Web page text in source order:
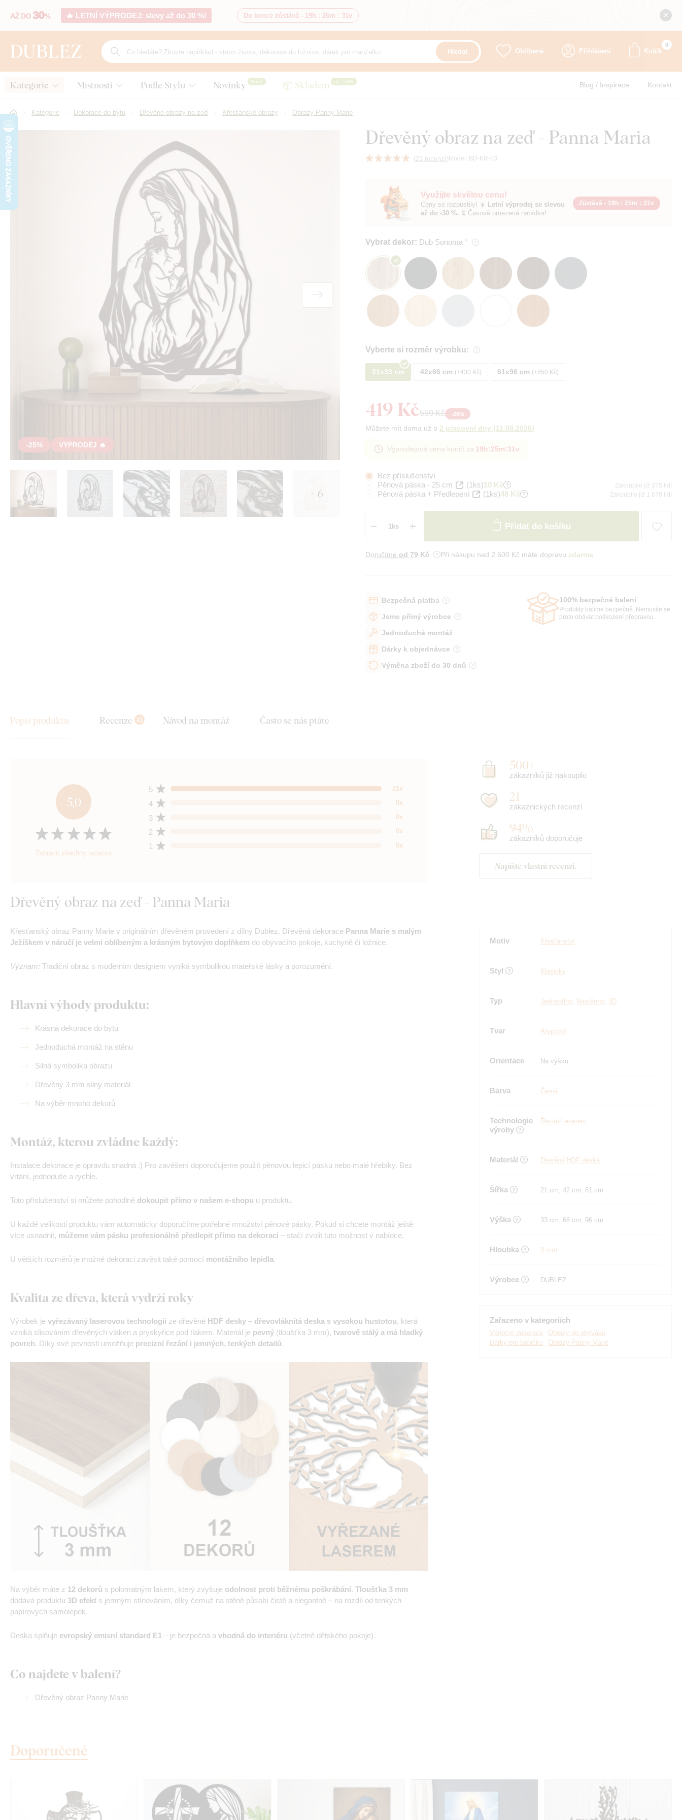
🔥 LETNÍ VÝPRODEJ: slevy až do 30 %! Do konce zůstává - 19h : 26m : 30v
Hledat Oblíbené Přihlášení Košík
0
Kategorie Místnosti Podle Stylu Novinky Nové 📦 Skladem do -50% Blog / Inspirace Kontakt
Kategorie Dekorace do bytu Dřevěné obrazy na zeď Křesťanské obrazy Obrazy Panny Marie
Dřevěný obraz na zeď - Panna Maria
(21 recenzí) Model: BD-KR-03
-25% VÝPRODEJ 🔥
+ 6
Využijte skvělou cenu!
Ceny se rozpustily! ☀️ Letní výprodej se slevou
až do -30 %. ⏳ Časově omezená nabídka!
Zůstává - 19h : 25m : 30v
Vybrat dekor: Dub Sonoma
Vyberte si rozměr výrobku:
21x33 cm 42x66 cm +430 Kč 61x96 cm +850 Kč
419 Kč559 Kč -26%
Můžete mít doma už o 2 pracovní dny (11.08.2026)
Výprodejová cena končí za 19h:25m:30v
Bez příslušenství
Pěnová páska - 25 cm
(1ks)10 Kč Zakoupilo již 375 lidí
Pěnová páska + Předlepení (1ks)48 Kč Zakoupilo již 1 678 lidí
Přidat do košíku
Doručíme od 79 Kč Při nákupu nad 2 600 Kč máte dopravu zdarma
Bezpečná platba
Jsme přímý výrobce
Jednoduchá montáž
Dárky k objednávce
Výměna zboží do 30 dnů
100% bezpečné balení
Produkty balíme bezpečně. Nemusíte se
proto obávat poškození přepravou.
Popis produktu Recenze 21 Návod na montáž Často se nás ptáte
5,0
Zobrazit všechny recenze
1 0x
2 0x
3 0x
4 0x
5 21x
500+
zákazníků již nakoupilo
21
zákaznických recenzí
94%
zákazníků doporučuje
Napište vlastní recenzi.
Dřevěný obraz na zeď - Panna Maria
Křesťanský obraz Panny Marie v originálním dřevěném provedení z dílny Dublez. Dřevěná dekorace Panna Marie s malým
Ježíškem v náručí je velmi oblíbeným a krásným bytovým doplňkem do obývacího pokoje, kuchyně či ložnice.
Význam: Tradiční obraz s moderním designem vyniká symbolikou mateřské lásky a porozumění.
Hlavní výhody produktu:
Krásná dekorace do bytu
Jednoduchá montáž na stěnu
Silná symbolika obrazu
Dřevěný 3 mm silný materiál
Na výběr mnoho dekorů
Montáž, kterou zvládne každý:
Instalace dekorace je opravdu snadná :) Pro zavěšení doporučujeme použít pěnovou lepicí pásku nebo malé hřebíky. Bez
vrtání, jednoduše a rychle.
Toto příslušenství si můžete pohodlně dokoupit přímo v našem e-shopu u produktu.
U každé velikosti produktu vám automaticky doporučíme potřebné množství pěnové pásky. Pokud si chcete montáž ještě
více usnadnit, můžeme vám pásku profesionálně předlepit přímo na dekoraci – stačí zvolit tuto možnost v nabídce.
U větších rozměrů je možné dekoraci zavěsit také pomocí montážního lepidla.
Kvalita ze dřeva, která vydrží roky
Výrobek je vyřezávaný laserovou technologií ze dřevěné HDF desky – dřevovláknitá deska s vysokou hustotou, která
vzniká slisováním dřevěných vláken a pryskyřice pod tlakem. Materiál je pevný (tloušťka 3 mm), tvarově stálý a má hladký
povrch. Díky své pevnosti umožňuje precizní řezání i jemných, tenkých detailů.
Na výběr máte z 12 dekorů s polomatným lakem, který zvyšuje odolnost proti běžnému poškrábání. Tloušťka 3 mm
dodává produktu 3D efekt s jemným stínováním, díky čemuž na stěně působí čistě a elegantně – na rozdíl od tenkých
papírových samolepek.
Deska splňuje evropský emisní standard E1 – je bezpečná a vhodná do interiéru (včetně dětského pokoje).
Co najdete v balení?
Dřevěný obraz Panny Marie
Motiv Křesťanství
Styl Klasický
Typ Jednodílný, Nastěnný, 3D
Tvar Atypický
Orientace Na výšku
Barva Černá
Technologie
výroby
Řezání laserem
Materiál Dřevěná HDF deska
Šířka 21 cm, 42 cm, 61 cm
Výška 33 cm, 66 cm, 96 cm
Hloubka 3 mm
Výrobce DUBLEZ
Zařazeno v kategoriích
Vánoční dekorace
Obrazy do obýváku
Dárky pro babičku
Obrazy Panny Marie
Doporučené